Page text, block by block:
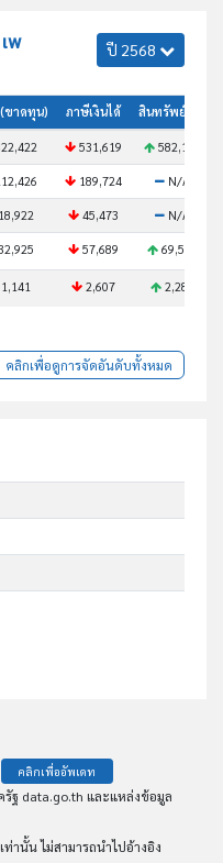
พ ปี 2568
ขาดทุน) ภาษีเงินได้ สินทรัพย์รวม
531,619 582,175
189,724 N/A
18,922 45,473 N/A
57,689 69,513
1,141 2,607 2,283
คลิกเพื่อดูการจัดอันดับทั้งหมด
คลิกเพื่ออัพเดท
ฐ data.go.th และแหล่งข้อมูล
านั้น ไม่สามารถนำไปอ้างอิง